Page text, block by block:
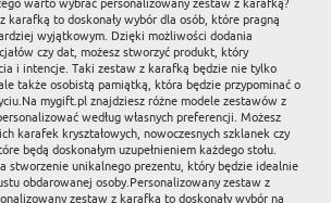
warto wybrać personalizowany zestaw z karafką?
karafką to doskonały wybór dla osób, które pragną
wyjątkowym. Dzięki możliwości dodania
czy dat, możesz stworzyć produkt, który
i intencje. Taki zestaw z karafką będzie nie tylko
także osobistą pamiątką, która będzie przypominać o
mygift.pl znajdziesz różne modele zestawów z
według własnych preferencji. Możesz
karafek kryształowych, nowoczesnych szklanek czy
będą doskonałym uzupełnieniem każdego stołu.
stworzenie unikalnego prezentu, który będzie idealnie
obdarowanej osoby.Personalizowany zestaw z
zestaw z karafką to doskonały wybór na